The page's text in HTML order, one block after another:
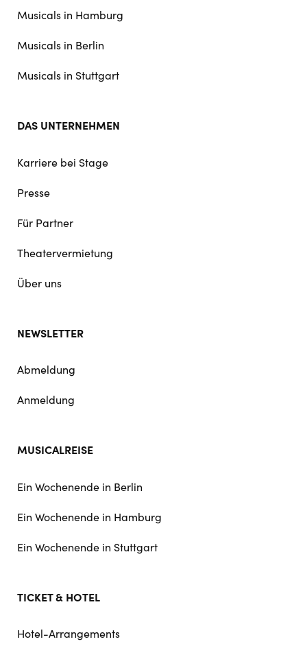
Musicals in Hamburg
Musicals in Berlin
Musicals in Stuttgart
DAS UNTERNEHMEN
Karriere bei Stage
Presse
Für Partner
Theatervermietung
Über uns
NEWSLETTER
Abmeldung
Anmeldung
MUSICALREISE
Ein Wochenende in Berlin
Ein Wochenende in Hamburg
Ein Wochenende in Stuttgart
TICKET & HOTEL
Hotel-Arrangements